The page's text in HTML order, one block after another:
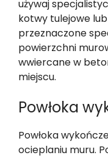
używaj
kotwy tulejowe
przeznaczone
powierzchni
wwiercane w
miejscu.
Powłoka
Powłoka
ocieplaniu muru.